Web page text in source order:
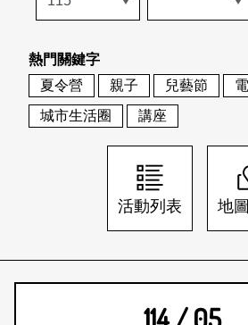
地圖搜尋
關於我們
刊物索取地點
會員基本資料
刊登活動
網站導覽
日本語
熱門關鍵字
夏令營
親子 兒藝節
城市生活圈
講座
活動列表 地